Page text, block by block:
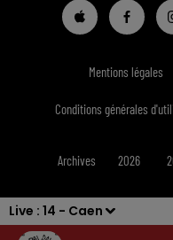
Live : 14 - Caen
Mentions légales
Conditions générales
Archives 2026